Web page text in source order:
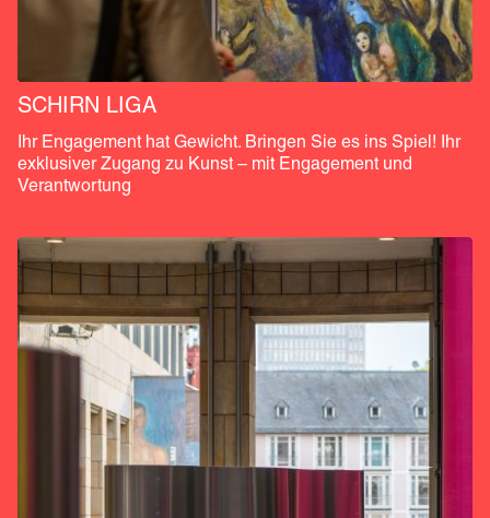
SCHIRN LIGA
Ihr Engagement hat Gewicht. Bringen Sie es ins Spiel! Ihr
exklusiver Zugang zu Kunst – mit Engagement und
Verantwortung